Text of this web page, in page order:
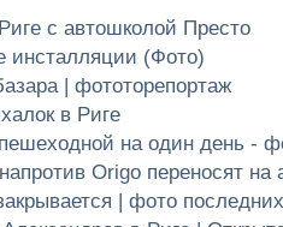
с автошколой Престо
инсталляции (Фото)
| фототорепортаж
в Риге
на один день -
Origo переносят на
| фото